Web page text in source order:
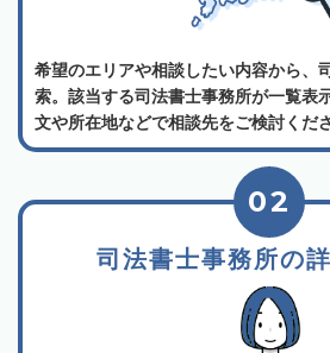
希望のエリアや相談したい内容から、
索。該当する司法書士事務所が一覧表
文や所在地などで相談先をご検討くださ
司法書士事務所の
02